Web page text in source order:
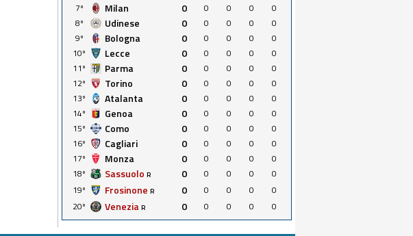
7º
Milan 0 0 0 0
0
8º
Udinese 0 0 0 0
0
9º
Bologna 0 0 0 0
0
10º
Lecce 0 0 0 0
0
11º
Parma 0 0 0 0
0
12º
Torino 0 0 0 0
0
13º
Atalanta 0 0 0 0
0
14º
Genoa 0 0 0 0
0
15º
Como 0 0 0 0
0
16º
Cagliari 0 0 0 0
0
17º
Monza 0 0 0 0
0
18º
Sassuolo R 0 0 0 0
0
19º
Frosinone R 0 0 0 0
0
20º
Venezia R 0 0 0 0 0